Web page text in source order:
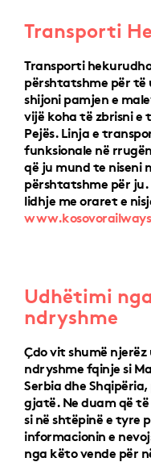
Transporti
Transporti
përshtatshme për të
shijoni pamjen e
vijë koha të zbrisni
Pejës. Linja e
funksionale në
që ju mund te niseni
përshtatshme për ju.
lidhje me oraret e
Udhëtimi
ndryshme
Çdo vit shumë
ndryshme fqinje si
Serbia dhe
gjatë. Ne duam që
si në shtëpinë e tyre
informacionin e
nga këto vende për